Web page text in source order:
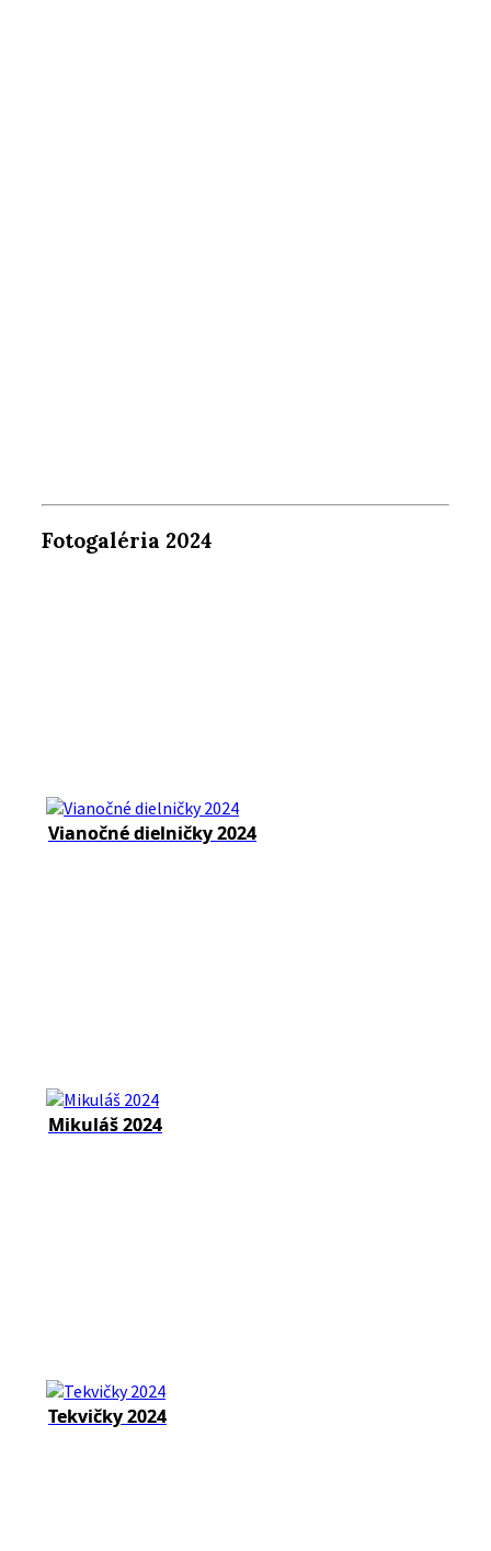
Fotogaléria 2024
Vianočné dielničky 2024
Mikuláš 2024
Tekvičky 2024